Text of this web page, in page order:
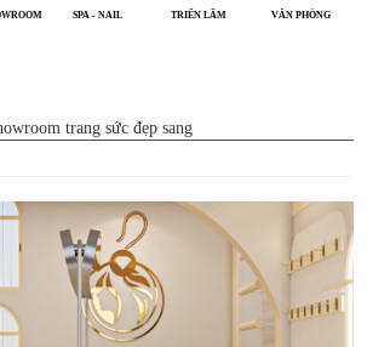
SPA - NAIL TRIỂN LÃM VĂN PHÒNG
trang sức đẹp sang